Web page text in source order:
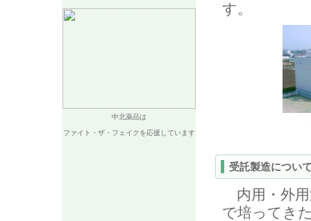
す。
受託製造につい
内用・外用
で培ってき
中北薬品は
ファイト・ザ・フェイクを応援しています